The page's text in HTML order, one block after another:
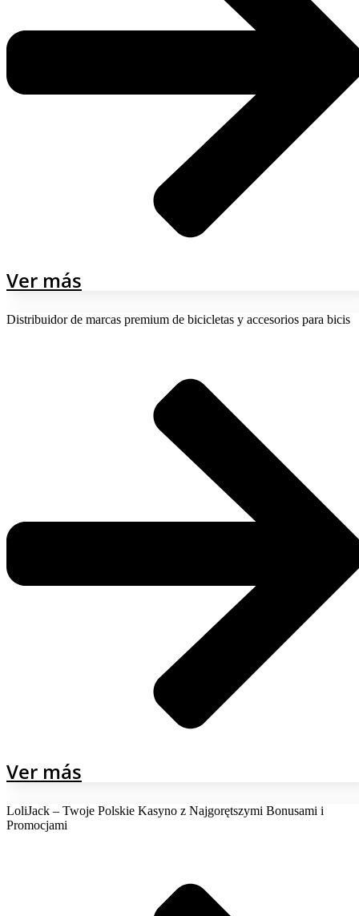
Ver más
Distribuidor de marcas premium de bicicletas y accesorios para bicis
Ver más
LoliJack – Twoje Polskie Kasyno z Najgorętszymi Bonusami i
Promocjami